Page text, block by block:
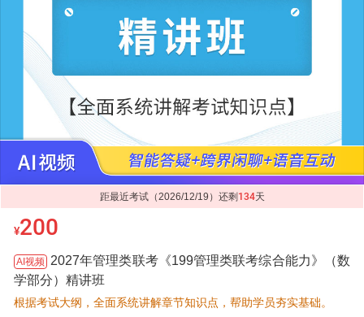
距最近考试（2026/12/19）还剩 134天
¥200
AI视频 2027年管理类联考《199管理类联考综合能力》（数
学部分）精讲班
根据考试大纲，全面系统讲解章节知识点，帮助学员夯实基础。